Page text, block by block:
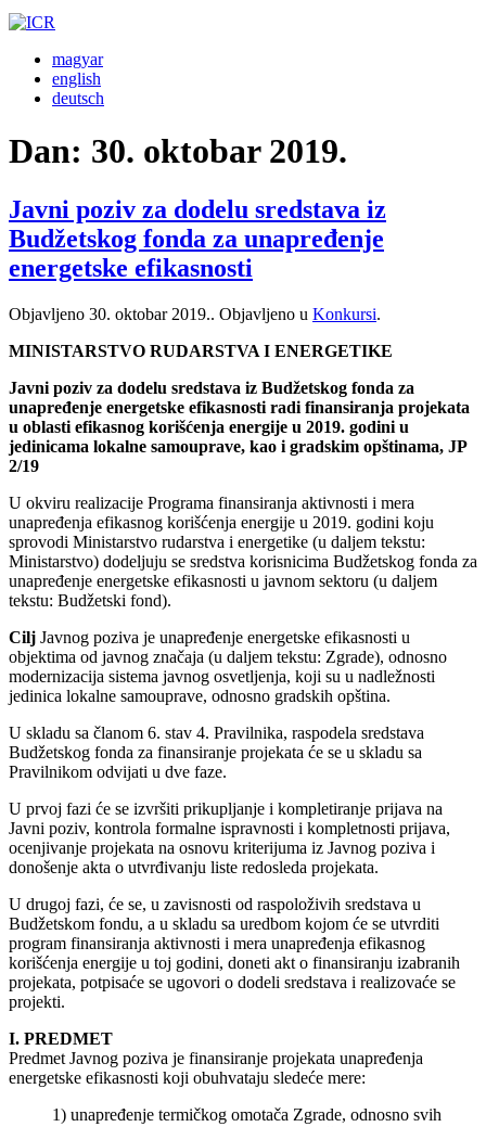
magyar
english
deutsch
Dan: 30. oktobar 2019.
Javni poziv za dodelu sredstava iz
Budžetskog fonda za unapređenje
energetske efikasnosti
Objavljeno 30. oktobar 2019.. Objavljeno u Konkursi.
MINISTARSTVO RUDARSTVA I ENERGETIKE
Javni poziv za dodelu sredstava iz Budžetskog fonda za
unapređenje energetske efikasnosti radi finansiranja projekata
u oblasti efikasnog korišćenja energije u 2019. godini u
jedinicama lokalne samouprave, kao i gradskim opštinama, JP
2/19
U okviru realizacije Programa finansiranja aktivnosti i mera
unapređenja efikasnog korišćenja energije u 2019. godini koju
sprovodi Ministarstvo rudarstva i energetike (u daljem tekstu:
Ministarstvo) dodeljuju se sredstva korisnicima Budžetskog fonda za
unapređenje energetske efikasnosti u javnom sektoru (u daljem
tekstu: Budžetski fond).
Cilj Javnog poziva je unapređenje energetske efikasnosti u
objektima od javnog značaja (u daljem tekstu: Zgrade), odnosno
modernizacija sistema javnog osvetljenja, koji su u nadležnosti
jedinica lokalne samouprave, odnosno gradskih opština.
U skladu sa članom 6. stav 4. Pravilnika, raspodela sredstava
Budžetskog fonda za finansiranje projekata će se u skladu sa
Pravilnikom odvijati u dve faze.
U prvoj fazi će se izvršiti prikupljanje i kompletiranje prijava na
Javni poziv, kontrola formalne ispravnosti i kompletnosti prijava,
ocenjivanje projekata na osnovu kriterijuma iz Javnog poziva i
donošenje akta o utvrđivanju liste redosleda projekata.
U drugoj fazi, će se, u zavisnosti od raspoloživih sredstava u
Budžetskom fondu, a u skladu sa uredbom kojom će se utvrditi
program finansiranja aktivnosti i mera unapređenja efikasnog
korišćenja energije u toj godini, doneti akt o finansiranju izabranih
projekata, potpisaće se ugovori o dodeli sredstava i realizovaće se
projekti.
I. PREDMET
Predmet Javnog poziva je finansiranje projekata unapređenja
energetske efikasnosti koji obuhvataju sledeće mere:
1) unapređenje termičkog omotača Zgrade, odnosno svih